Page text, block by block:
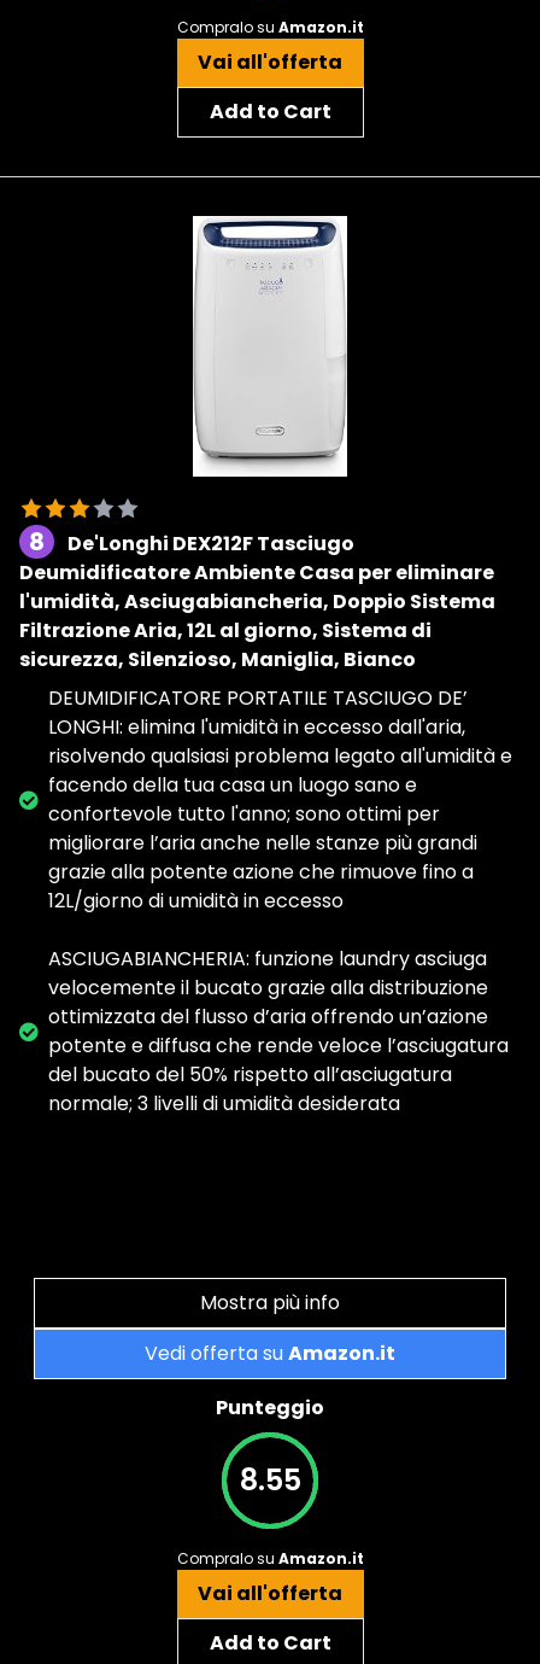
Compralo su Amazon.it
Vai all'offerta
Add to Cart
8
De'Longhi DEX212F Tasciugo
Deumidificatore Ambiente Casa per eliminare
l'umidità, Asciugabiancheria, Doppio Sistema
Filtrazione Aria, 12L al giorno, Sistema di
sicurezza, Silenzioso, Maniglia, Bianco
DEUMIDIFICATORE PORTATILE TASCIUGO DE’
LONGHI: elimina l'umidità in eccesso dall'aria,
risolvendo qualsiasi problema legato all'umidità e
facendo della tua casa un luogo sano e
confortevole tutto l'anno; sono ottimi per
migliorare l’aria anche nelle stanze più grandi
grazie alla potente azione che rimuove fino a
12L/giorno di umidità in eccesso
ASCIUGABIANCHERIA: funzione laundry asciuga
velocemente il bucato grazie alla distribuzione
ottimizzata del flusso d’aria offrendo un’azione
potente e diffusa che rende veloce l’asciugatura
del bucato del 50% rispetto all’asciugatura
normale; 3 livelli di umidità desiderata
Mostra più info
Vedi offerta suAmazon.it
Punteggio
8.55
Compralo su Amazon.it
Vai all'offerta
Add to Cart